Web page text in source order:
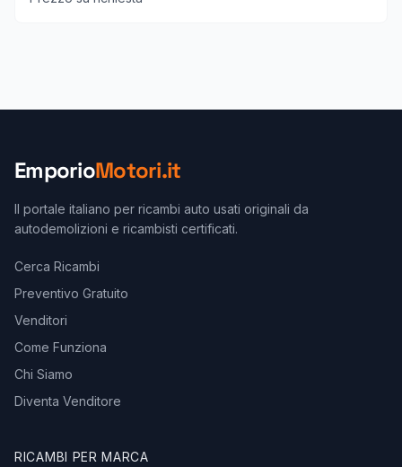
EmporioMotori.it
Il portale italiano per ricambi auto usati originali da
autodemolizioni e ricambisti certificati.
Cerca Ricambi
Preventivo Gratuito
Venditori
Come Funziona
Chi Siamo
Diventa Venditore
RICAMBI PER MARCA